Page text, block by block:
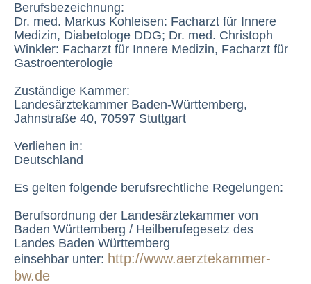
Berufsbezeichnung:
Dr. med. Markus Kohleisen: Facharzt für Innere
Medizin, Diabetologe DDG; Dr. med. Christoph
Winkler: Facharzt für Innere Medizin, Facharzt für
Gastroenterologie
Zuständige Kammer:
Landesärztekammer Baden-Württemberg,
Jahnstraße 40, 70597 Stuttgart
Verliehen in:
Deutschland
Es gelten folgende berufsrechtliche Regelungen:
Berufsordnung der Landesärztekammer von
Baden Württemberg / Heilberufegesetz des
Landes Baden Württemberg
einsehbar unter: http://www.aerztekammer-
bw.de